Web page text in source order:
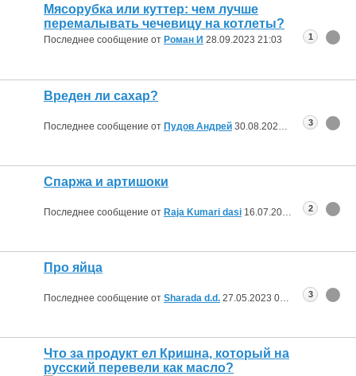
Мясорубка или куттер: чем лучше
перемалывать чечевицу на котлеты?
Последнее сообщение от Роман И 28.09.2023 21:03 1
Вреден ли сахар?
Последнее сообщение от Пудов Андрей 30.08.2023 20:523
Спаржа и артишоки
Последнее сообщение от Raja Kumari dasi 16.07.2023 15:30
2
Про яйца
Последнее сообщение от Sharada d.d. 27.05.2023 00:53 3
Что за продукт ел Кришна, который на
русский перевели как масло?